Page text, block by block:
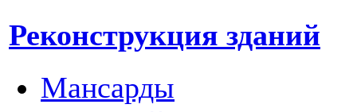
Реконструкция зданий
Мансарды